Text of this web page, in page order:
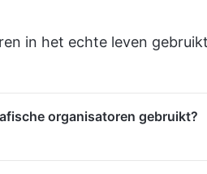
in het echte leven
organisatoren gebruikt?